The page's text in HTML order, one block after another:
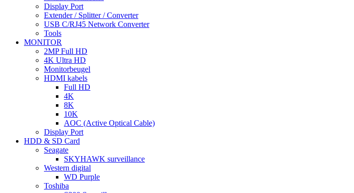
Display Port
Extender / Splitter / Converter
USB C/RJ45 Network Converter
Tools
MONITOR
2MP Full HD
4K Ultra HD
Monitorbeugel
HDMI kabels
Full HD
4K
8K
10K
AOC (Active Optical Cable)
Display Port
HDD & SD Card
Seagate
SKYHAWK surveillance
Western digital
WD Purple
Toshiba